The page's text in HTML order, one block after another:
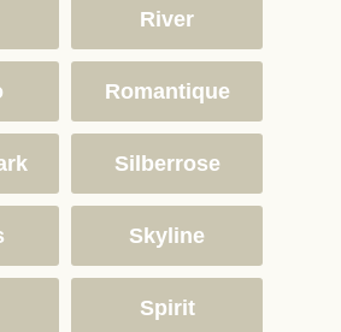
River
Romantique
Silberrose
Skyline
Spirit